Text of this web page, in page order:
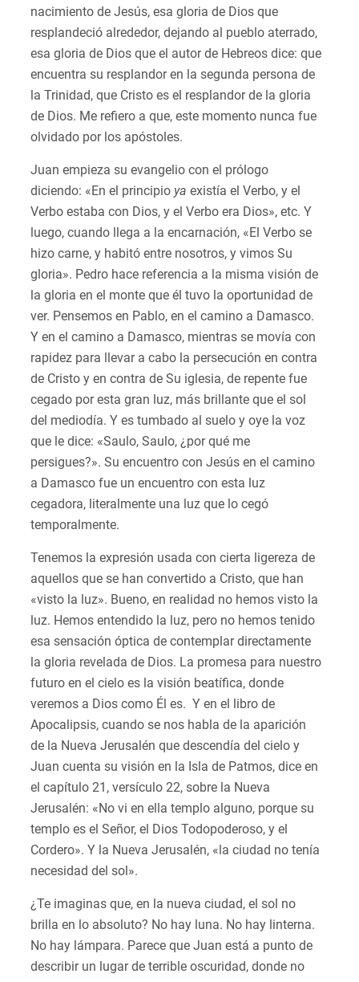
nacimiento de Jesús, esa gloria de Dios que
resplandeció alrededor, dejando al pueblo aterrado,
esa gloria de Dios que el autor de Hebreos dice: que
encuentra su resplandor en la segunda persona de
la Trinidad, que Cristo es el resplandor de la gloria
de Dios. Me refiero a que, este momento nunca fue
olvidado por los apóstoles.
Juan empieza su evangelio con el prólogo
diciendo: «En el principio ya existía el Verbo, y el
Verbo estaba con Dios, y el Verbo era Dios», etc. Y
luego, cuando llega a la encarnación, «El Verbo se
hizo carne, y habitó entre nosotros, y vimos Su
gloria». Pedro hace referencia a la misma visión de
la gloria en el monte que él tuvo la oportunidad de
ver. Pensemos en Pablo, en el camino a Damasco.
Y en el camino a Damasco, mientras se movía con
rapidez para llevar a cabo la persecución en contra
de Cristo y en contra de Su iglesia, de repente fue
cegado por esta gran luz, más brillante que el sol
del mediodía. Y es tumbado al suelo y oye la voz
que le dice: «Saulo, Saulo, ¿por qué me
persigues?». Su encuentro con Jesús en el camino
a Damasco fue un encuentro con esta luz
cegadora, literalmente una luz que lo cegó
temporalmente.
Tenemos la expresión usada con cierta ligereza de
aquellos que se han convertido a Cristo, que han
«visto la luz». Bueno, en realidad no hemos visto la
luz. Hemos entendido la luz, pero no hemos tenido
esa sensación óptica de contemplar directamente
la gloria revelada de Dios. La promesa para nuestro
futuro en el cielo es la visión beatífica, donde
veremos a Dios como Él es. Y en el libro de
Apocalipsis, cuando se nos habla de la aparición
de la Nueva Jerusalén que descendía del cielo y
Juan cuenta su visión en la Isla de Patmos, dice en
el capítulo 21, versículo 22, sobre la Nueva
Jerusalén: «No vi en ella templo alguno, porque su
templo es el Señor, el Dios Todopoderoso, y el
Cordero». Y la Nueva Jerusalén, «la ciudad no tenía
necesidad del sol».
¿Te imaginas que, en la nueva ciudad, el sol no
brilla en lo absoluto? No hay luna. No hay linterna.
No hay lámpara. Parece que Juan está a punto de
describir un lugar de terrible oscuridad, donde no